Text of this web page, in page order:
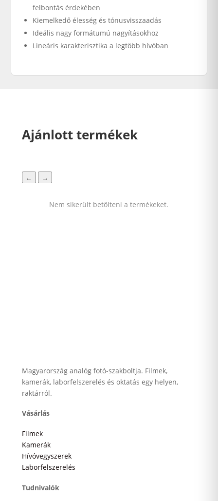
felbontás érdekében
Kiemelkedő élesség és tónusvisszaadás
Ideális nagy formátumú nagyításokhoz
Lineáris karakterisztika a legtöbb hívóban
Ajánlott termékek
← →
Nem sikerült betölteni a termékeket.
Magyarország analóg fotó-szakboltja. Filmek,
kamerák, laborfelszerelés és oktatás egy helyen,
raktárról.
Vásárlás
Filmek
Kamerák
Hívóvegyszerek
Laborfelszerelés
Tudnivalók